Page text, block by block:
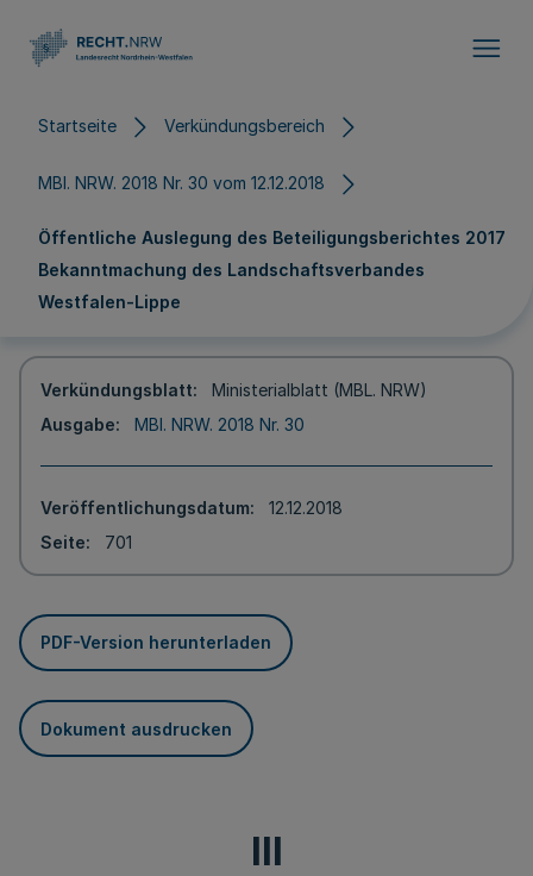
Startseite Verkündungsbereich
MBl. NRW. 2018 Nr. 30 vom 12.12.2018
Öffentliche Auslegung des Beteiligungsberichtes 2017
Bekanntmachung des Landschaftsverbandes
Westfalen-Lippe
Verkündungsblatt
Ministerialblatt (MBL. NRW)
Ausgabe
MBl. NRW. 2018 Nr. 30
Veröffentlichungsdatum
12.12.2018
Seite
701
PDF-Version herunterladen
Dokument ausdrucken
III